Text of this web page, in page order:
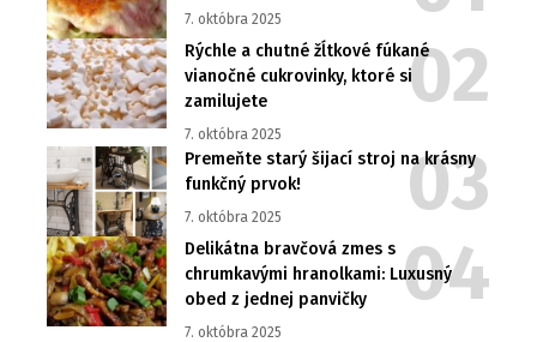
7. októbra 2025
Rýchle a chutné žĺtkové fúkané
vianočné cukrovinky, ktoré si
zamilujete
7. októbra 2025
Premeňte starý šijací stroj na krásny
funkčný prvok!
7. októbra 2025
Delikátna bravčová zmes s
chrumkavými hranolkami: Luxusný
obed z jednej panvičky
7. októbra 2025